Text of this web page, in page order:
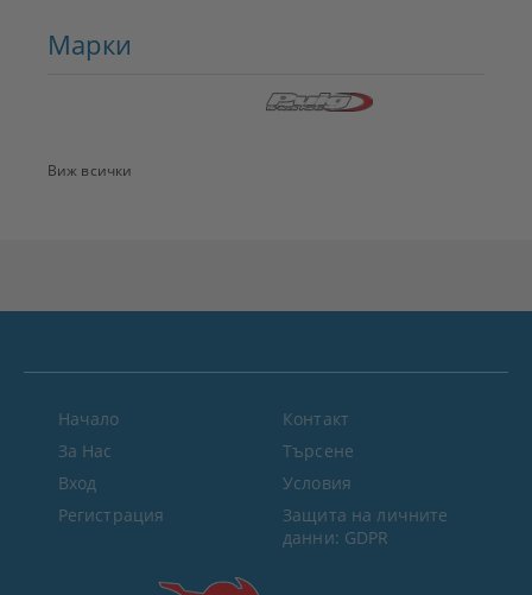
Марки
Виж всички
Начало
За Нас
Вход
Регистрация
Контакт
Търсене
Условия
Защита на личните
данни: GDPR